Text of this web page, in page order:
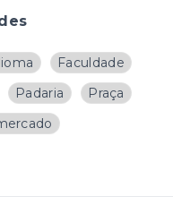
Faculdade
Padaria
Praça